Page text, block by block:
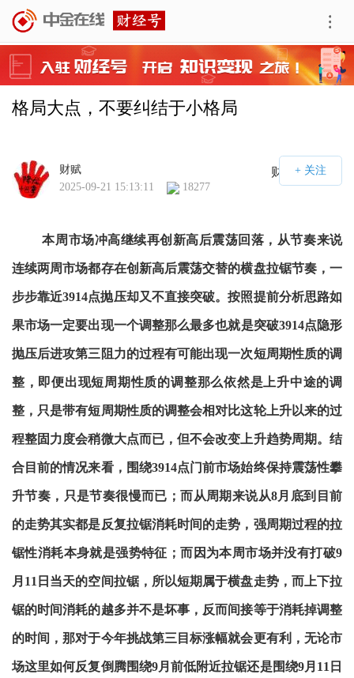
格局大点，不要纠结于小格局
财经号APP
财赋
2025-09-21 15:13:11
18277
本周市场冲高继续再创新高后震荡回落，从节奏来说
连续两周市场都存在创新高后震荡交替的横盘拉锯节奏，一
步步靠近3914点抛压却又不直接突破。按照提前分析思路如
果市场一定要出现一个调整那么最多也就是突破3914点隐形
抛压后进攻第三阻力的过程有可能出现一次短周期性质的调
整，即便出现短周期性质的调整那么依然是上升中途的调
整，只是带有短周期性质的调整会相对比这轮上升以来的过
程整固力度会稍微大点而已，但不会改变上升趋势周期。结
合目前的情况来看，围绕3914点门前市场始终保持震荡性攀
升节奏，只是节奏很慢而已；而从周期来说从8月底到目前
的走势其实都是反复拉锯消耗时间的走势，强周期过程的拉
锯性消耗本身就是强势特征；而因为本周市场并没有打破9
月11日当天的空间拉锯，所以短期属于横盘走势，而上下拉
锯的时间消耗的越多并不是坏事，反而间接等于消耗掉调整
的时间，那对于今年挑战第三目标涨幅就会更有利，无论市
场这里如何反复倒腾围绕9月前低附近拉锯还是围绕9月11日